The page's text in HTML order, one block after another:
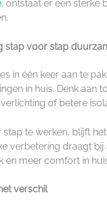
, ontstaat er een sterke
stap voor stap
in één keer aan te
in huis. Denk aan
of betere
te werken, blijft
verbetering draagt bij
en meer comfort in
verschil